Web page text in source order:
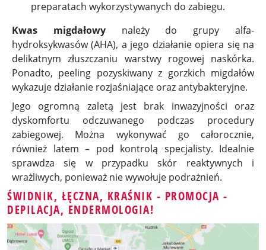
preparatach wykorzystywanych do zabiegu.
Kwas migdałowynależy do grupy alfa-
hydroksykwasów (AHA), a jego działanie opiera się na
delikatnym złuszczaniu warstwy rogowej naskórka.
Ponadto, peeling pozyskiwany z gorzkich migdałów
wykazuje działanie rozjaśniające oraz antybakteryjne.
Jego ogromną zaletą jest brak inwazyjności oraz
dyskomfortu odczuwanego podczas procedury
zabiegowej. Można wykonywać go całorocznie,
również latem – pod kontrolą specjalisty. Idealnie
sprawdza się w przypadku skór reaktywnych i
wrażliwych, ponieważ nie wywołuje podrażnień.
ŚWIDNIK, ŁĘCZNA, KRAŚNIK - PROMOCJA -
DEPILACJA, ENDERMOLOGIA!